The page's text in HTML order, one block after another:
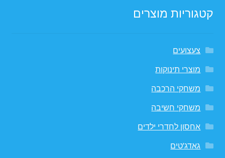
קטגוריות מוצרים
צעצועים
מוצרי תינוקות
משחקי הרכבה
משחקי חשיבה
אחסון לחדרי ילדים
גאדג'טים